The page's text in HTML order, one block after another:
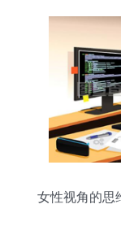
女性视角的思